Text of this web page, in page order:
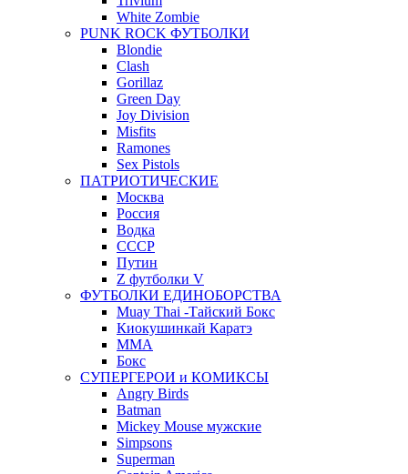
White Zombie
PUNK ROCK ФУТБОЛКИ
Blondie
Clash
Gorillaz
Green Day
Joy Division
Misfits
Ramones
Sex Pistols
ПАТРИОТИЧЕСКИЕ
Москва
Россия
Водка
СССР
Путин
Z футболки V
ФУТБОЛКИ ЕДИНОБОРСТВА
Muay Thai -Тайский Бокс
Киокушинкай Каратэ
MMA
Бокс
СУПЕРГЕРОИ и КОМИКСЫ
Angry Birds
Batman
Mickey Mouse мужские
Simpsons
Superman